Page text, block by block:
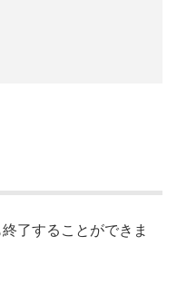
了することができま